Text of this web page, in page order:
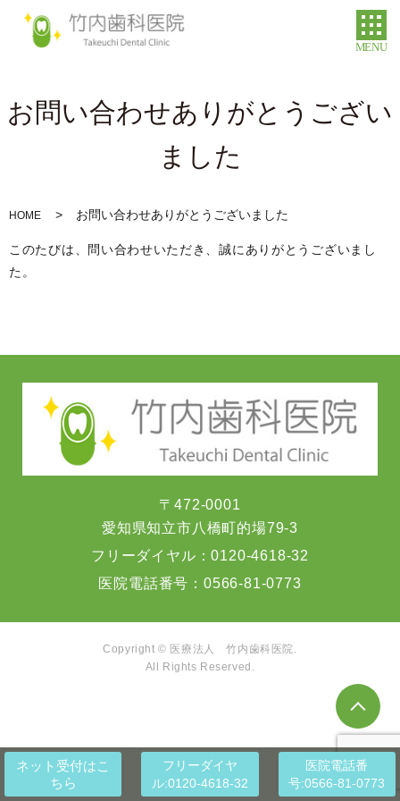
MENU
お問い合わせありがとうござい
ました
HOME お問い合わせありがとうございました
このたびは、問い合わせいただき、誠にありがとうございまし
た。
ネット受付はこ
ちら
フリーダイヤ
ル:0120-4618-32
医院電話番
号:0566-81-0773
〒472-0001
愛知県知立市八橋町的場79-3
フリーダイヤル：0120-4618-32
医院電話番号： 0566-81-0773
Copyright © 医療法人 竹内歯科医院.
All Rights Reserved.